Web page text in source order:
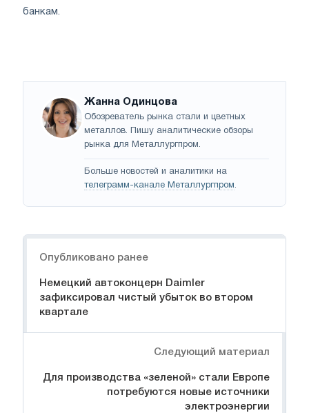
банкам.
Жанна Одинцова
Обозреватель рынка стали и цветных
металлов. Пишу аналитические обзоры
рынка для Металлургпром.
Больше новостей и аналитики на
телеграмм-канале Металлургпром.
Опубликовано ранее
Немецкий автоконцерн Daimler
зафиксировал чистый убыток во втором
квартале
Следующий материал
Для производства «зеленой» стали Европе
потребуются новые источники
электроэнергии